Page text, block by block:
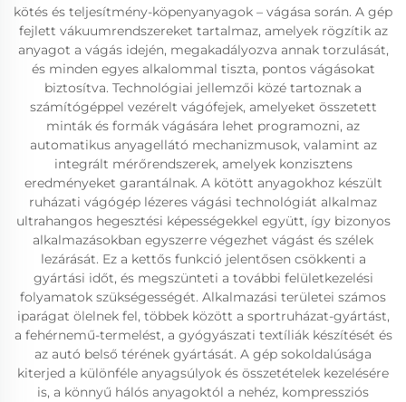
kötés és teljesítmény-köpenyanyagok – vágása során. A gép
fejlett vákuumrendszereket tartalmaz, amelyek rögzítik az
anyagot a vágás idején, megakadályozva annak torzulását,
és minden egyes alkalommal tiszta, pontos vágásokat
biztosítva. Technológiai jellemzői közé tartoznak a
számítógéppel vezérelt vágófejek, amelyeket összetett
minták és formák vágására lehet programozni, az
automatikus anyagellátó mechanizmusok, valamint az
integrált mérőrendszerek, amelyek konzisztens
eredményeket garantálnak. A kötött anyagokhoz készült
ruházati vágógép lézeres vágási technológiát alkalmaz
ultrahangos hegesztési képességekkel együtt, így bizonyos
alkalmazásokban egyszerre végezhet vágást és szélek
lezárását. Ez a kettős funkció jelentősen csökkenti a
gyártási időt, és megszünteti a további felületkezelési
folyamatok szükségességét. Alkalmazási területei számos
iparágat ölelnek fel, többek között a sportruházat-gyártást,
a fehérnemű-termelést, a gyógyászati textíliák készítését és
az autó belső térének gyártását. A gép sokoldalúsága
kiterjed a különféle anyagsúlyok és összetételek kezelésére
is, a könnyű hálós anyagoktól a nehéz, kompressziós